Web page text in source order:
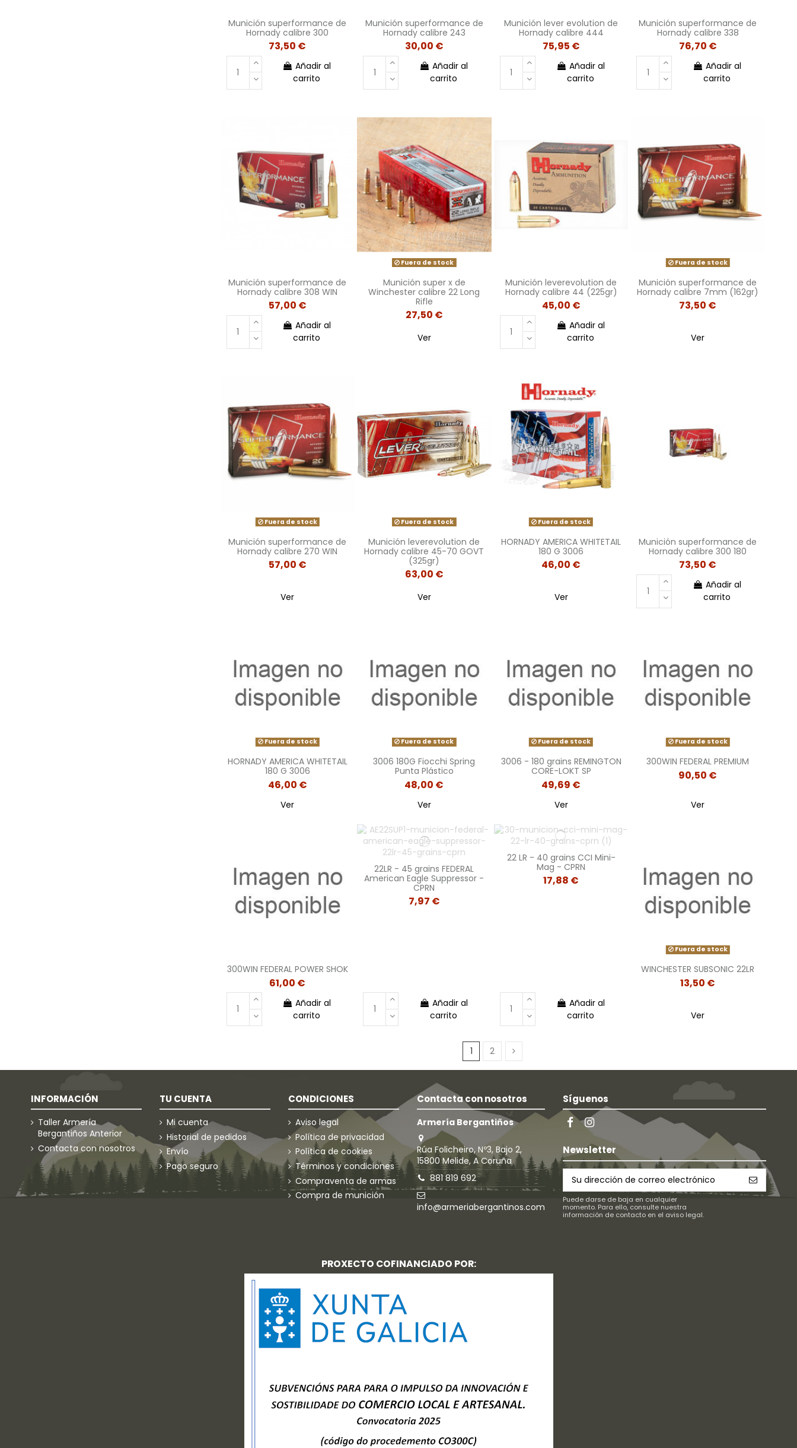
Munición superformance de
Hornady calibre 300
73,50 €
Añadir al
carrito
Munición superformance de
Hornady calibre 243
30,00 €
Añadir al
carrito
Munición lever evolution de
Hornady calibre 444
75,95 €
Añadir al
carrito
Munición superformance de
Hornady calibre 338
76,70 €
Añadir al
carrito
Munición superformance de
Hornady calibre 308 WIN
57,00 €
Añadir al
carrito
Fuera de stock
Munición super x de
Winchester calibre 22 Long
Rifle
27,50 €
Ver
Munición leverevolution de
Hornady calibre 44 (225gr)
45,00 €
Añadir al
carrito
Fuera de stock
Munición superformance de
Hornady calibre 7mm (162gr)
73,50 €
Ver
Fuera de stock
Munición superformance de
Hornady calibre 270 WIN
57,00 €
Ver
Fuera de stock
Munición leverevolution de
Hornady calibre 45-70 GOVT
(325gr)
63,00 €
Ver
Fuera de stock
HORNADY AMERICA WHITETAIL
180 G 3006
46,00 €
Ver
Munición superformance de
Hornady calibre 300 180
73,50 €
Añadir al
carrito
Fuera de stock
HORNADY AMERICA WHITETAIL
180 G 3006
46,00 €
Ver
Fuera de stock
3006 180G Fiocchi Spring
Punta Plástico
48,00 €
Ver
Fuera de stock
3006 - 180 grains REMINGTON
CORE-LOKT SP
49,69 €
Ver
Fuera de stock
300WIN FEDERAL PREMIUM
90,50 €
Ver
300WIN FEDERAL POWER SHOK
61,00 €
Añadir al
carrito
22LR - 45 grains FEDERAL
American Eagle Suppressor -
CPRN
7,97 €
Añadir al
carrito
22 LR - 40 grains CCI Mini-
Mag - CPRN
17,88 €
Añadir al
carrito
Fuera de stock
WINCHESTER SUBSONIC 22LR
13,50 €
Ver
1 2
INFORMACIÓN
Taller Armería
Bergantiños Anterior
Contacta con nosotros
TU CUENTA
Mi cuenta
Historial de pedidos
Envío
Pago seguro
CONDICIONES
Aviso legal
Política de privacidad
Política de cookies
Términos y condiciones
Compraventa de armas
Compra de munición
Contacta con nosotros
Armería Bergantiños
Rúa Folicheiro, Nº3, Bajo 2,
15800 Melide, A Coruña
881 819 692
info@armeriabergantinos.com
Síguenos
Newsletter
Puede darse de baja en cualquier
momento. Para ello, consulte nuestra
información de contacto en el aviso legal.
PROXECTO COFINANCIADO POR: